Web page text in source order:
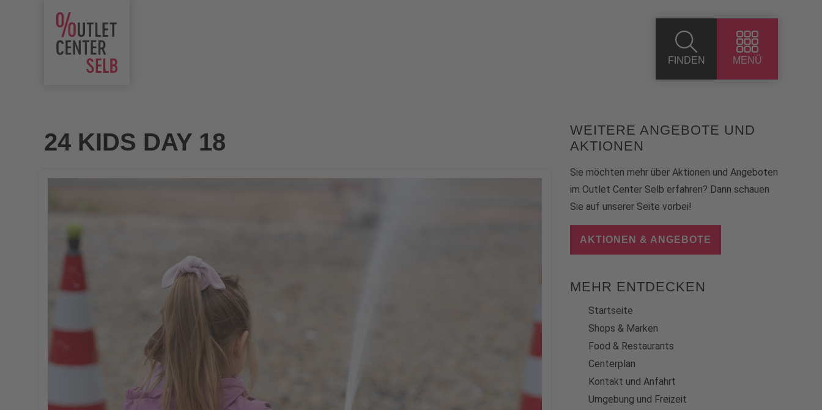
FINDEN MENÜ
24 KIDS DAY 18
WEITERE ANGEBOTE UND
AKTIONEN
Sie möchten mehr über Aktionen und Angeboten
im Outlet Center Selb erfahren? Dann schauen
Sie auf unserer Seite vorbei!
AKTIONEN & ANGEBOTE
MEHR ENTDECKEN
Startseite
Shops & Marken
Food & Restaurants
Centerplan
Kontakt und Anfahrt
Umgebung und Freizeit